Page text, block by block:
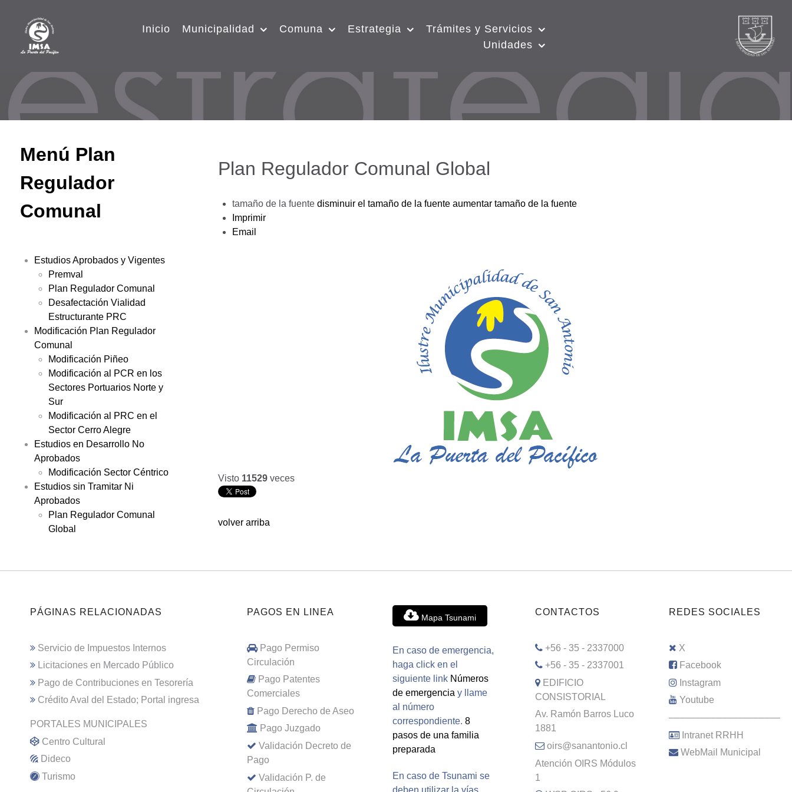
Inicio Municipalidad Comuna Estrategia
Trámites y Servicios
Unidades
Menú Plan
Regulador
Comunal
Estudios Aprobados y Vigentes
Premval
Plan Regulador Comunal
Desafectación Vialidad
Estructurante PRC
Modificación Plan Regulador
Comunal
Modificación Piñeo
Modificación al PCR en los
Sectores Portuarios Norte y
Sur
Modificación al PRC en el
Sector Cerro Alegre
Estudios en Desarrollo No
Aprobados
Modificación Sector Céntrico
Estudios sin Tramitar Ni
Aprobados
Plan Regulador Comunal
Global
Plan Regulador Comunal Global
tamaño de la fuente disminuir el tamaño de la fuente aumentar tamaño de la fuente
Imprimir
Email
Visto 11529 veces
volver arriba
PÁGINAS RELACIONADAS
Servicio de Impuestos Internos
Licitaciones en Mercado Público
Pago de Contribuciones en Tesorería
Crédito Aval del Estado; Portal ingresa
PORTALES MUNICIPALES
Centro Cultural
Dideco
Turismo
PAGOS EN LINEA
Pago Permiso
Circulación
Pago Patentes
Comerciales
Pago Derecho de Aseo
Pago Juzgado
Validación Decreto de
Pago
Validación P. de
Mapa Tsunami
En caso de emergencia,
haga click en el
siguiente link Números
de emergencia y llame
al número
correspondiente. 8
pasos de una familia
preparada
En caso de Tsunami se
deben utilizar la vías
CONTACTOS
+56 - 35 - 2337000
+56 - 35 - 2337001
EDIFICIO
CONSISTORIAL
Av. Ramón Barros Luco
1881
oirs@sanantonio.cl
Atención OIRS Módulos
1
REDES SOCIALES
X
Facebook
Instagram
Youtube
–––––––––––––––––––––
Intranet RRHH
WebMail Municipal